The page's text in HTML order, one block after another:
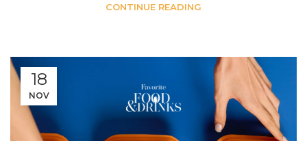
CONTINUE READING
18
NOV